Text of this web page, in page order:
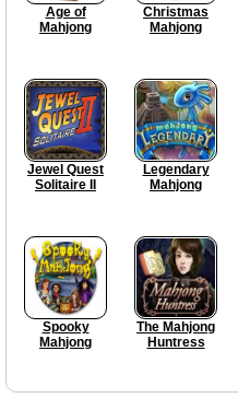
Age of
Mahjong
Christmas
Mahjong
Jewel Quest
Solitaire II
Legendary
Mahjong
Spooky
Mahjong
The Mahjong
Huntress